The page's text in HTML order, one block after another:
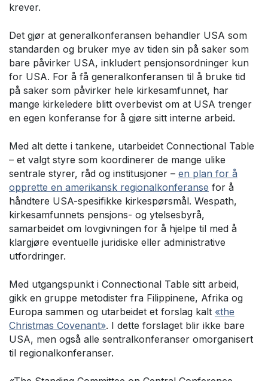
krever.
Det gjør at generalkonferansen behandler USA som
standarden og bruker mye av tiden sin på saker som
bare påvirker USA, inkludert pensjonsordninger kun
for USA. For å få generalkonferansen til å bruke tid
på saker som påvirker hele kirkesamfunnet, har
mange kirkeledere blitt overbevist om at USA trenger
en egen konferanse for å gjøre sitt interne arbeid.
Med alt dette i tankene, utarbeidet Connectional Table
– et valgt styre som koordinerer de mange ulike
sentrale styrer, råd og institusjoner – en plan for å
opprette en amerikansk regionalkonferanse for å
håndtere USA-spesifikke kirkespørsmål. Wespath,
kirkesamfunnets pensjons- og ytelsesbyrå,
samarbeidet om lovgivningen for å hjelpe til med å
klargjøre eventuelle juridiske eller administrative
utfordringer.
Med utgangspunkt i Connectional Table sitt arbeid,
gikk en gruppe metodister fra Filippinene, Afrika og
Europa sammen og utarbeidet et forslag kalt «the
Christmas Covenant». I dette forslaget blir ikke bare
USA, men også alle sentralkonferanser omorganisert
til regionalkonferanser.